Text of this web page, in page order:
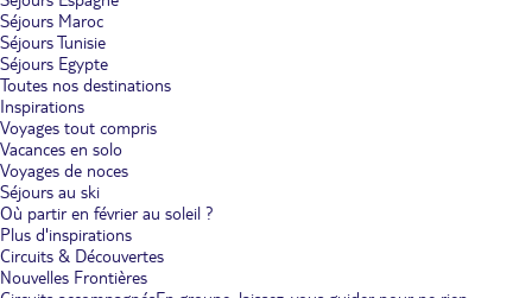
Séjours Maroc
Séjours Tunisie
Séjours Egypte
Toutes nos destinations
Inspirations
Voyages tout compris
Vacances en solo
Voyages de noces
Séjours au ski
Où partir en février au soleil ?
Plus d'inspirations
Circuits & Découvertes
Nouvelles Frontières